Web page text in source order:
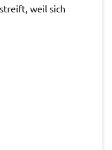
weil sich